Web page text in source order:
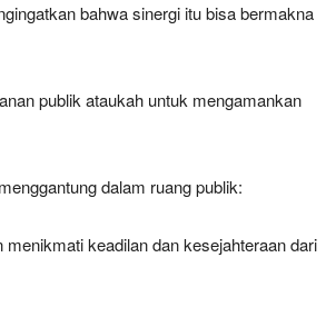
bahwa sinergi itu bisa bermakna
publik ataukah untuk mengamankan
dalam ruang publik:
keadilan dan kesejahteraan dari